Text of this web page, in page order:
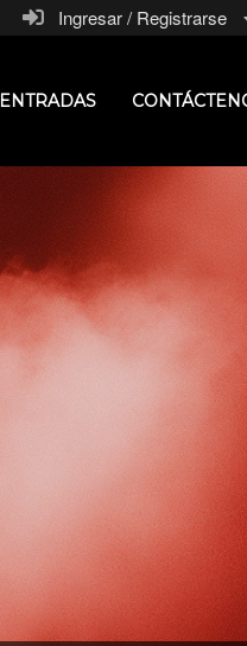
Ingresar / Registrarse
ENTRADAS